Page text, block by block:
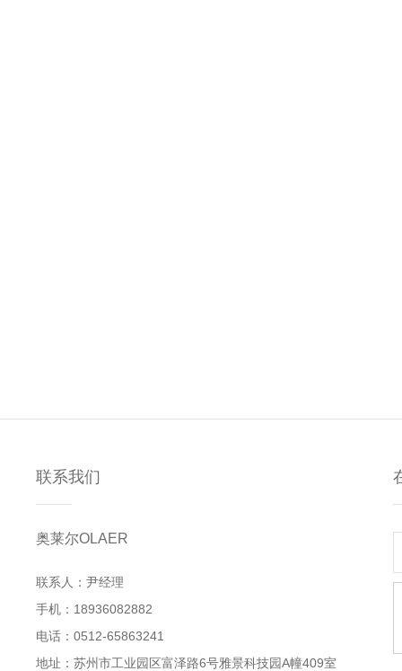
联系我们
奥莱尔OLAER
联系人：尹经理
手机：18936082882
电话：0512-65863241
地址：苏州市工业园区富泽路6号雅景科技园A幢409室